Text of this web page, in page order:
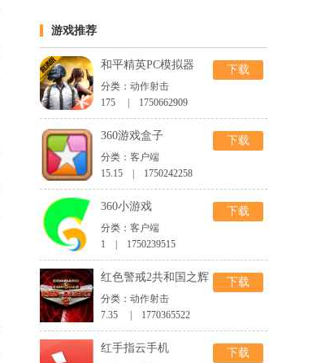
游戏推荐
和平精英PC模拟器
分类： 动作射击
175 | 1750662909
下载
360游戏盒子
分类： 客户端
15.15 | 1750242258
下载
360小游戏
分类： 客户端
1 | 1750239515
下载
红色警戒2共和国之辉
分类： 动作射击
7.35 | 1770365522
下载
红手指云手机 下载